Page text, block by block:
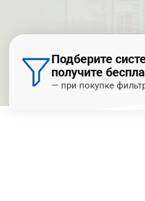
Подберите
получите
— при покупке